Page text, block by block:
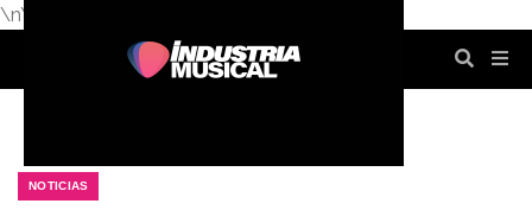
\n\n
NOTICIAS